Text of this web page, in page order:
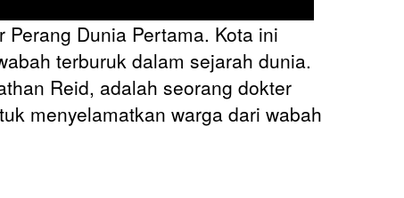
Perang Dunia Pertama. Kota ini
terburuk dalam sejarah dunia.
Reid, adalah seorang dokter
menyelamatkan warga dari wabah